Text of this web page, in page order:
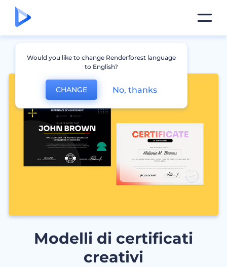
Modelli di certificati
creativi
Would you like to change Renderforest language
to English?
CHANGE No, thanks